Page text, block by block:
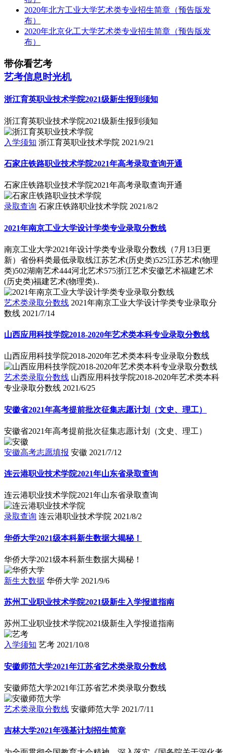
2020年北方工业大学艺术类专业招生简章（预告版发
布）
2020年北京化工大学艺术类专业招生简章（预告版发
布）
带你看艺考
艺考信息时光机
浙江育英职业技术学院2021级新生报到须知
浙江育英职业技术学院2021级新生报到须知
入学须知 浙江育英职业技术学院 2021/9/21
石家庄铁路职业技术学院2021年高考录取查询开通
石家庄铁路职业技术学院2021年高考录取查询开通
录取查询 石家庄铁路职业技术学院 2021/8/2
2021年南京工业大学设计学类专业录取分数线
南京工业大学2021年设计学类专业录取分数线（7月13日更
新）省份科类最低录取线江苏艺术(历史类)525江苏艺术(物理
类)502湖南艺术444河北艺术575浙江艺术安徽艺术福建艺术
(历史类)福建艺术(物理类)..
艺术类录取分数线 2021年南京工业大学设计学类专业录取分
数线 2021/7/14
山西应用科技学院2018-2020年艺术类本科专业录取分数线
山西应用科技学院2018-2020年艺术类本科专业录取分数线
艺术类录取分数线 山西应用科技学院2018-2020年艺术类本科
专业录取分数线 2021/6/25
安徽省2021年高考提前批次征集志愿计划（文史、理工）
安徽省2021年高考提前批次征集志愿计划（文史、理工）
安徽高考志愿填报 安徽 2021/7/12
连云港职业技术学院2021年山东省录取查询
连云港职业技术学院2021年山东省录取查询
录取查询 连云港职业技术学院 2021/8/2
华侨大学2021级本科新生数据大揭秘！
华侨大学2021级本科新生数据大揭秘！
新生大数据 华侨大学 2021/9/6
苏州工业职业技术学院2021级新生入学报道指南
苏州工业职业技术学院2021级新生入学报道指南
入学须知 艺考 2021/10/8
安徽师范大学2021年江苏省艺术类录取分数线
安徽师范大学2021年江苏省艺术类录取分数线
艺术类录取分数线 安徽师范大学 2021/7/11
吉林大学2021年强基计划招生简章